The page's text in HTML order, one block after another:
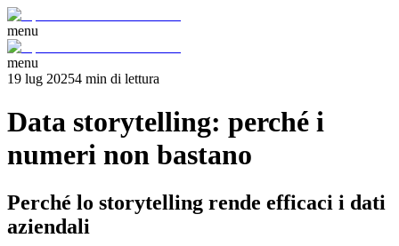
menu
menu
19 lug 20254 min di lettura
Data storytelling: perché i
numeri non bastano
Perché lo storytelling rende efficaci i dati
aziendali